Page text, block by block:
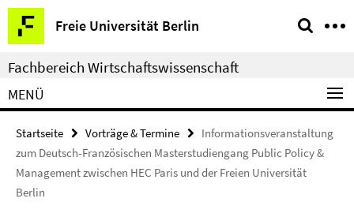
Springe
direkt
zu
Inhalt
Freie Universität Berlin
Service-
Navigation
Fachbereich Wirtschaftswissenschaft
MENÜ
Startseite Vorträge & Termine
Informationsveranstaltung
zum Deutsch-Französischen Masterstudiengang Public Policy &
Management zwischen HEC Paris und der Freien Universität
Berlin